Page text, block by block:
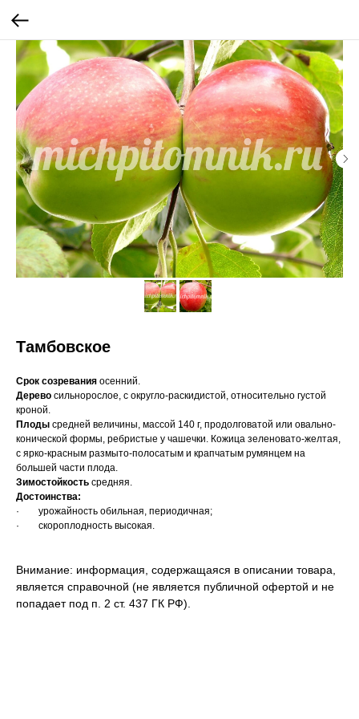
Тамбовское
Срок созревания осенний.
Дерево сильнорослое, с округло-раскидистой, относительно густой
кроной.
Плоды средней величины, массой 140 г, продолговатой или овально-
конической формы, ребристые у чашечки. Кожица зеленовато-желтая,
с ярко-красным размыто-полосатым и крапчатым румянцем на
большей части плода.
Зимостойкость средняя.
Достоинства:
· урожайность обильная, периодичная;
· скороплодность высокая.
Внимание: информация, содержащаяся в описании товара,
является справочной (не является публичной офертой и не
попадает под п. 2 ст. 437 ГК РФ).